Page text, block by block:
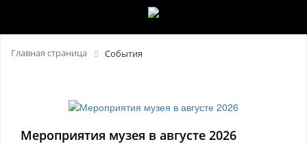
Главная страница События
Мероприятия музея в августе 2026